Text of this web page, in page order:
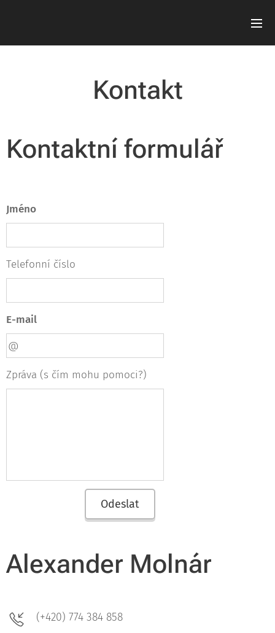
Kontakt
Kontaktní formulář
Jméno
Telefonní číslo
E-mail
Zpráva (s čím mohu pomoci?)
Odeslat
Alexander Molnár
(+420) 774 384 858